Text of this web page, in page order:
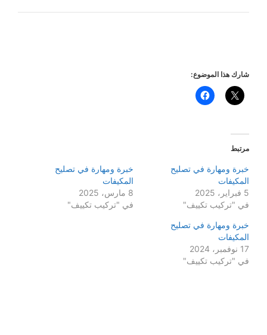
شارك هذا الموضوع:
مرتبط
خبرة ومهارة في تصليح
المكيفات
5 فبراير، 2025
في "تركيب تكييف"
خبرة ومهارة في تصليح
المكيفات
8 مارس، 2025
في "تركيب تكييف"
خبرة ومهارة في تصليح
المكيفات
17 نوفمبر، 2024
في "تركيب تكييف"